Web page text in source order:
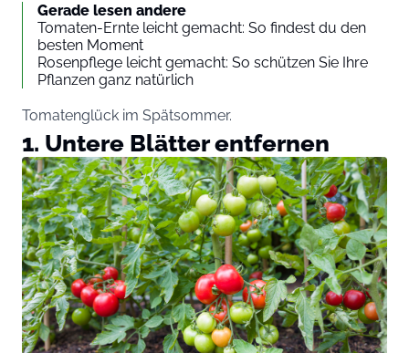
Gerade lesen andere
Tomaten-Ernte leicht gemacht: So findest du den
besten Moment
Rosenpflege leicht gemacht: So schützen Sie Ihre
Pflanzen ganz natürlich
Tomatenglück im Spätsommer.
1. Untere Blätter entfernen